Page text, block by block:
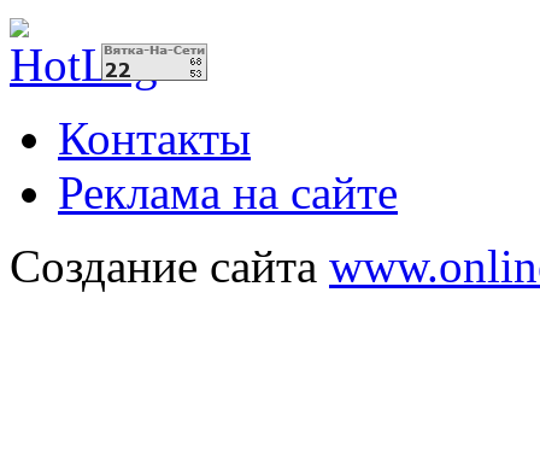
Контакты
Реклама на сайте
Создание сайта